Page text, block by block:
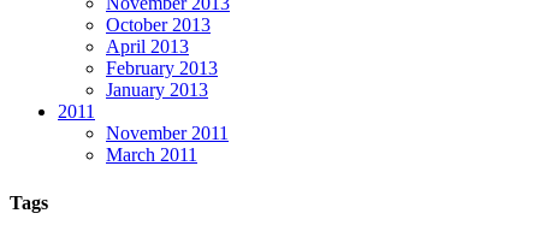
October 2013
April 2013
February 2013
January 2013
2011
November 2011
March 2011
Tags